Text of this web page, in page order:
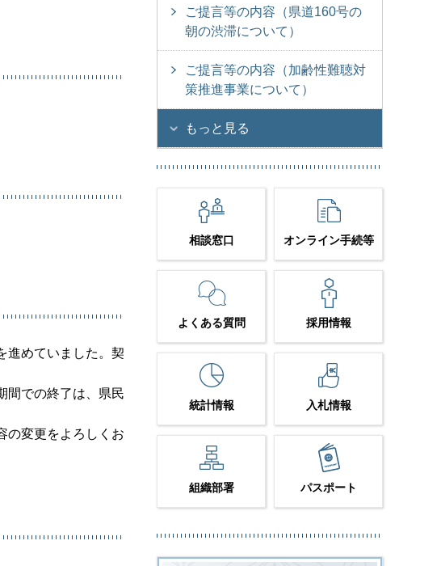
進めていました。契
間での終了は、県民
の変更をよろしくお
ご提言等の内容（県道160号の
朝の渋滞について）
ご提言等の内容（加齢性難聴対
策推進事業について）
もっと見る
相談窓口 オンライン手続等
よくある質問 採用情報
統計情報 入札情報
組織部署 パスポート